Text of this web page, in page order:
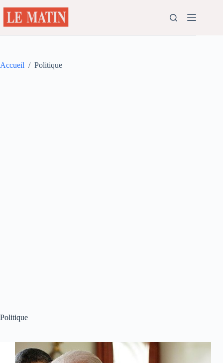
au
contenu
Accueil / Politique
Politique